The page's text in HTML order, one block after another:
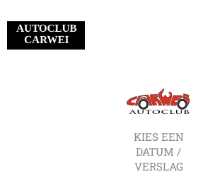
KIES EEN
DATUM /
VERSLAG